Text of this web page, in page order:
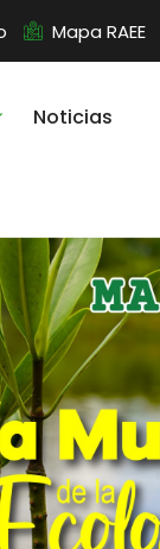
Mapa RAEE
Noticias